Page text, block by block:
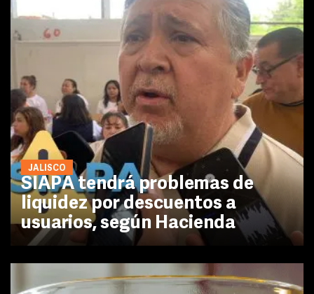
JALISCO
SIAPA tendrá problemas de
liquidez por descuentos a
usuarios, según Hacienda